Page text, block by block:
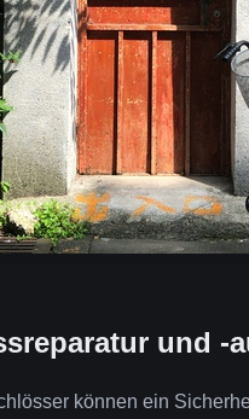
und -
können ein